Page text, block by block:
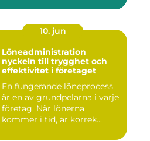
10. jun
Löneadministration
nyckeln till trygghet och
effektivitet i företaget
En fungerande löneprocess
är en av grundpelarna i varje
företag. När lönerna
kommer i tid, är korrek...